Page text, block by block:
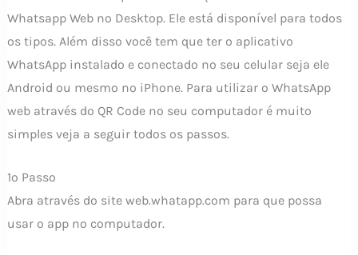
Whatsapp Web no Desktop. Ele está disponível para todos
os tipos. Além disso você tem que ter o aplicativo
WhatsApp instalado e conectado no seu celular seja ele
Android ou mesmo no iPhone. Para utilizar o WhatsApp
web através do QR Code no seu computador é muito
simples veja a seguir todos os passos.
1º Passo
Abra através do site web.whatapp.com para que possa
usar o app no computador.